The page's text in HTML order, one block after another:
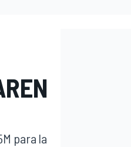
para la